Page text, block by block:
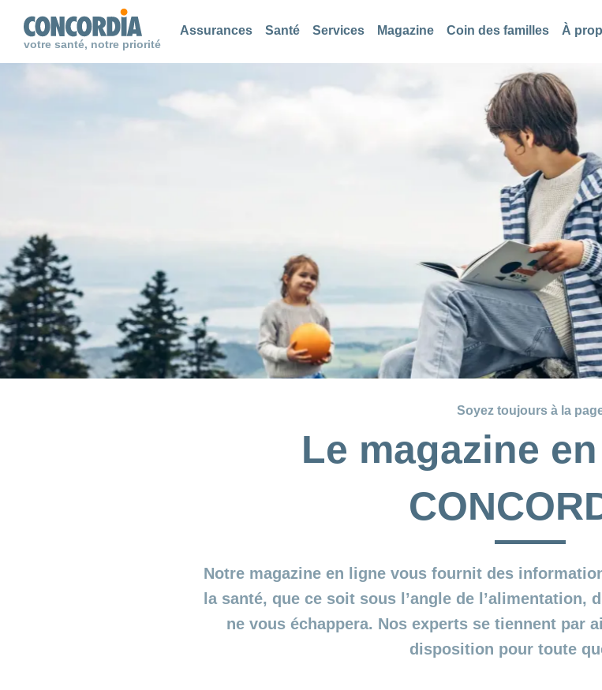
votre santé, notre priorité
Assurances Santé Services Magazine Coin des familles À
Chercher
Chercher
Chercher
Soyez toujours à la
Le magazine
Notre magazine en ligne vous fournit des
la santé, que ce soit sous l’angle de l’alimentation,
ne vous échappera. Nos experts se tiennent par
disposition pour toute